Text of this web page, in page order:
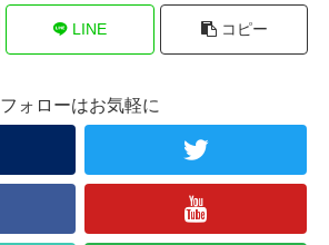
LINE コピー
フォローはお気軽に